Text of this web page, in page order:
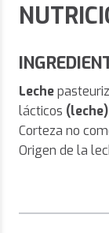
Leche
lácticos
Corteza no
Origen de la